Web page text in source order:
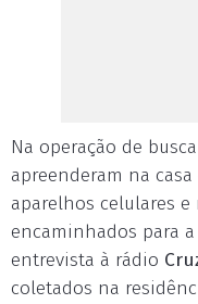
Na operação de
apreenderam na
aparelhos celulares
encaminhados para
entrevista à rádio
coletados na